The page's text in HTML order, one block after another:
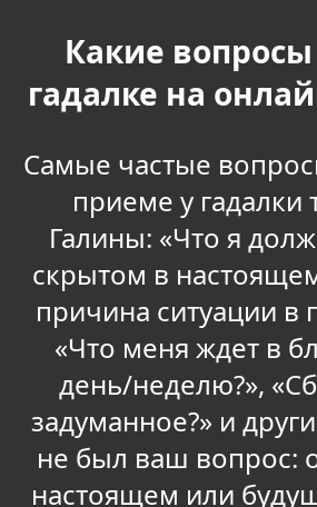
Какие
гадалке на
Самые частые
приеме у гадалки
Галины: «Что я
скрытом в
причина ситуации в
«Что меня ждет в
день/неделю?»,
задуманное?» и
не был ваш вопрос:
настоящем или